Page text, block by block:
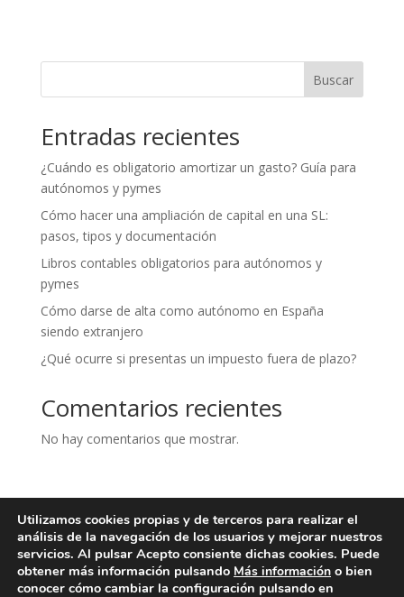
Buscar
Entradas recientes
¿Cuándo es obligatorio amortizar un gasto? Guía para
autónomos y pymes
Cómo hacer una ampliación de capital en una SL:
pasos, tipos y documentación
Libros contables obligatorios para autónomos y
pymes
Cómo darse de alta como autónomo en España
siendo extranjero
¿Qué ocurre si presentas un impuesto fuera de plazo?
Comentarios recientes
No hay comentarios que mostrar.
Aviso legal
Política de privacidad
Política de cookies
Contacto
Utilizamos cookies propias y de terceros para realizar el
análisis de la navegación de los usuarios y mejorar nuestros
servicios. Al pulsar Acepto consiente dichas cookies. Puede
obtener más información pulsando Más información o bien
conocer cómo cambiar la configuración pulsando en